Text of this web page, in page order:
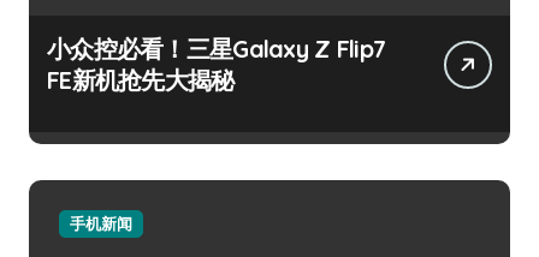
小众控必看！三星Galaxy Z Flip7
FE新机抢先大揭秘
手机新闻